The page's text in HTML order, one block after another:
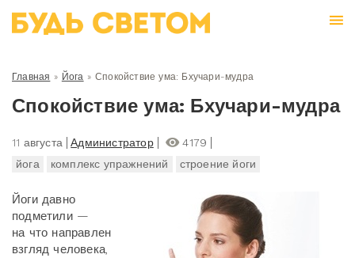
Главная » Йога » Спокойствие ума: Бхучари-мудра
Спокойствие ума: Бхучари-мудра
11 августа Администратор
4179
йога
комплекс упражнений строение йоги
Йоги давно
подметили —
на что направлен
взгляд человека,